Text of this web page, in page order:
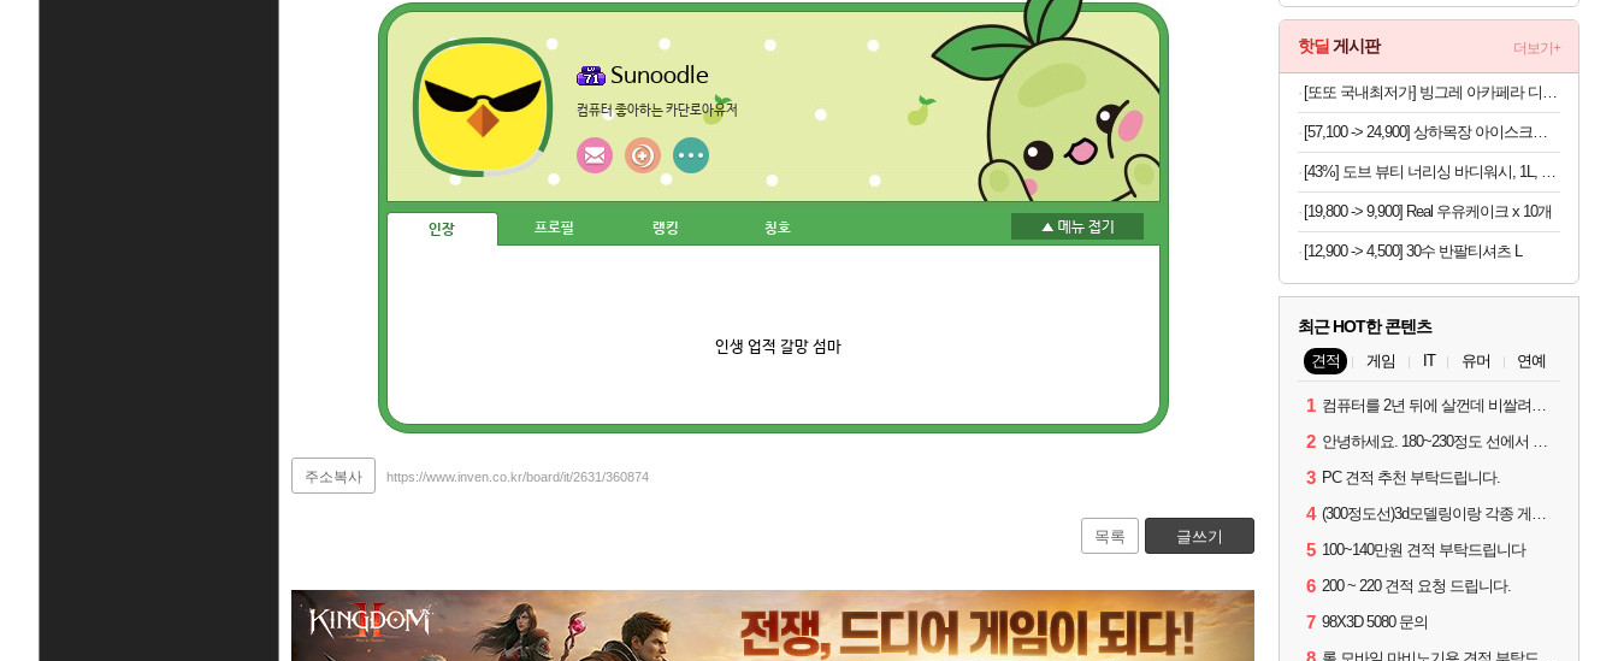
Sunoodle
컴퓨터 좋아하는 카단로아유저
인장 프로필 랭킹 칭호
인생 업적 갈망 섬마
주소복사 https://www.inven.co.kr/board/it/2631/360874
목록 글쓰기
핫딜 게시판 더보기+
[또또 국내최저가] 빙그레 아카페라 디카페인 아메리카노 400ml x 20개
[57,100 -> 24,900] 상하목장 아이스크림 8개 (초코+프로즌그릭요거트+바이오요거트파르페)
[43%] 도브 뷰티 너리싱 바디워시, 1L, 2개
[19,800 -> 9,900] Real 우유케이크 x 10개
[12,900 -> 4,500] 30수 반팔티셔츠 L
최근 HOT한 콘텐츠
견적 게임 IT 유머 연예
1 컴퓨터를 2년 뒤에 살껀데 비쌀려나요...?
2 안녕하세요. 180~230정도 선에서 잡고싶습니다.
3 PC 견적 추천 부탁드립니다.
4 (300정도선)3d모델링이랑 각종 게임을 하는데 견적부탁드립니다!300정도선
5 100~140만원 견적 부탁드립니다
6 200 ~ 220 견적 요청 드립니다.
7 98X3D 5080 문의